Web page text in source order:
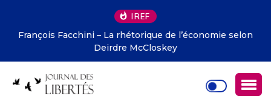
IREF
François Facchini – La rhétorique de l’économie selon
Deirdre McCloskey